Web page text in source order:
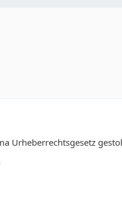
Urheberrechtsgesetz